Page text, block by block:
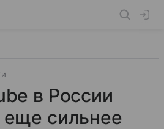
в России
сильнее